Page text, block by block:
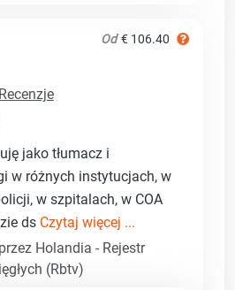
Od € 106.40
jako tłumacz i
w różnych instytucjach, w
w szpitalach, w COA
ds Czytaj więcej ...
Holandia - Rejestr
(Rbtv)